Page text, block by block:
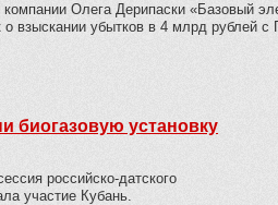
Олега Дерипаски «Базовый
взыскании убытков в 4 млрд рублей с
биогазовую установку
российско-датского
участие Кубань.